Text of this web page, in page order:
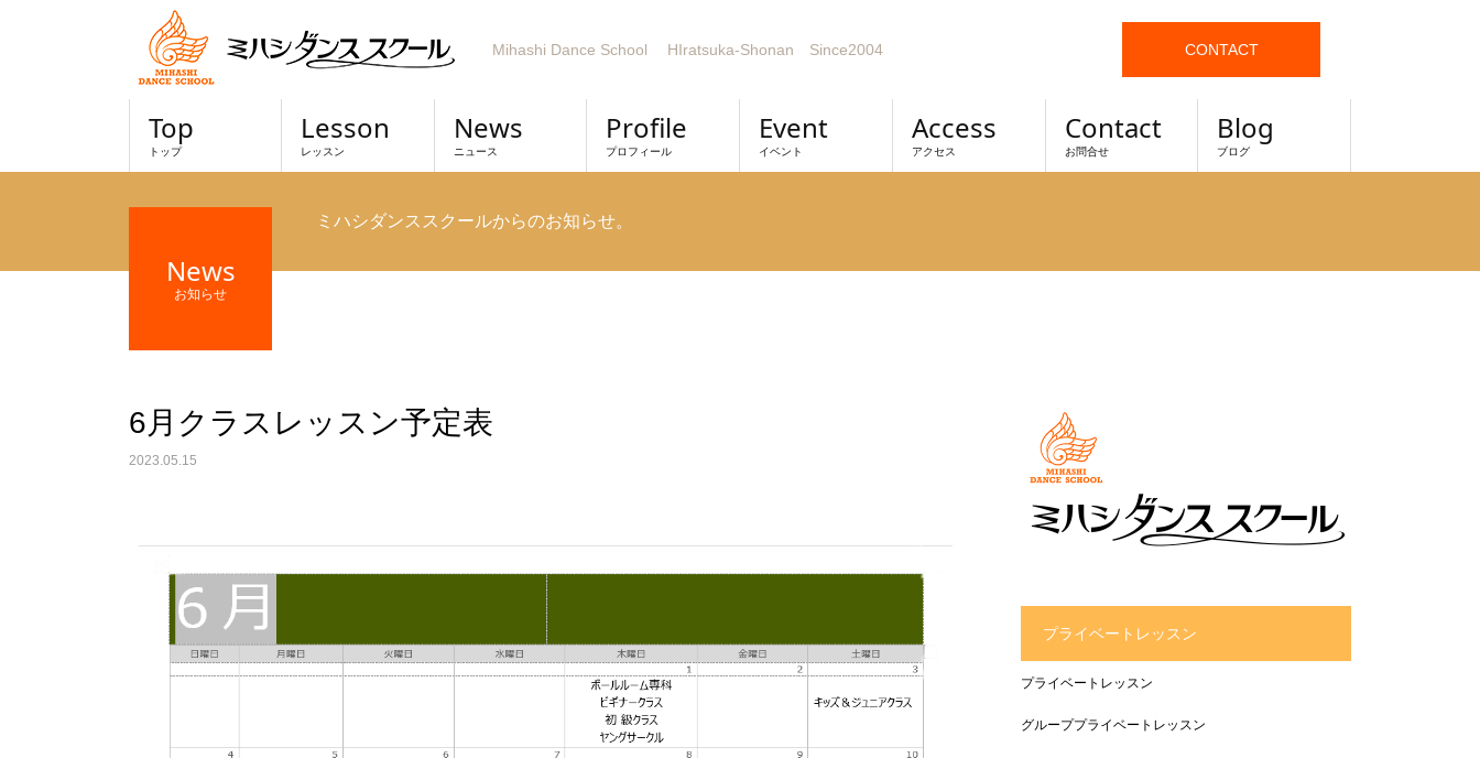
Mihashi Dance School HIratsuka-Shonan Since2004 CONTACT
Top
トップ
Lesson
レッスン
News
ニュース
Profile
プロフィール
Event
イベント
Access
アクセス
Contact
お問合せ
Blog
ブログ
News
お知らせ
ミハシダンススクールからのお知らせ。
6月クラスレッスン予定表
2023.05.15
プライベートレッスン
プライベートレッスン
グループプライベートレッスン